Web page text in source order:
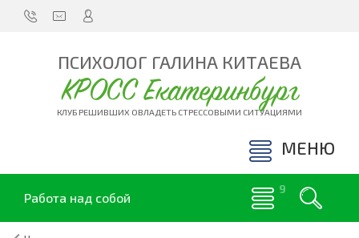
ПСИХОЛОГ ГАЛИНА КИТАЕВА
КРОСС Екатеринбург
КЛУБ РЕШИВШИХ ОВЛАДЕТЬ СТРЕССОВЫМИ СИТУАЦИЯМИ
МЕНЮ
Работа над собой